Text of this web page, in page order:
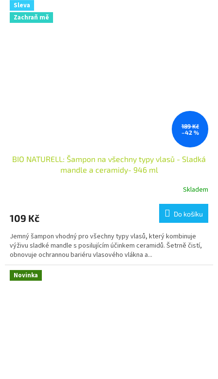
Sleva
Zachraň mě
189 Kč
–42 %
BIO NATURELL: Šampon na všechny typy vlasů - Sladká
mandle a ceramidy- 946 ml
Skladem
109 Kč Do košíku
Jemný šampon vhodný pro všechny typy vlasů, který kombinuje
výživu sladké mandle s posilujícím účinkem ceramidů. Šetrně čistí,
obnovuje ochrannou bariéru vlasového vlákna a...
Novinka